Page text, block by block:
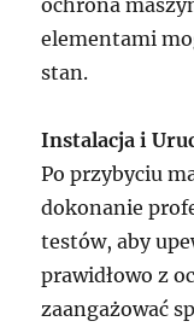
ochrona
elementami
stan.
Instalacja i
Po przybyciu
dokonanie
testów, aby
prawidłowo z
zaangażować